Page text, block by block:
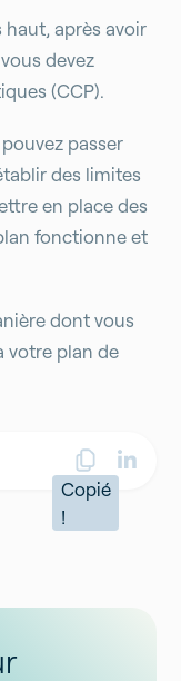
après avoir
devez
(CCP).
passer
des limites
en place des
fonctionne et
dont vous
votre plan de
Copié
!